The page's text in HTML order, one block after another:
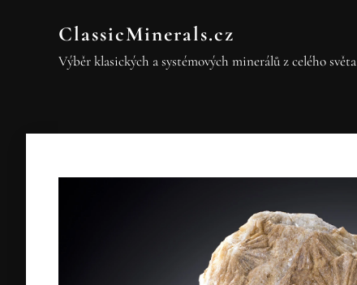
ClassicMinerals.cz
Výběr klasických a systémových minerálů z celého světa